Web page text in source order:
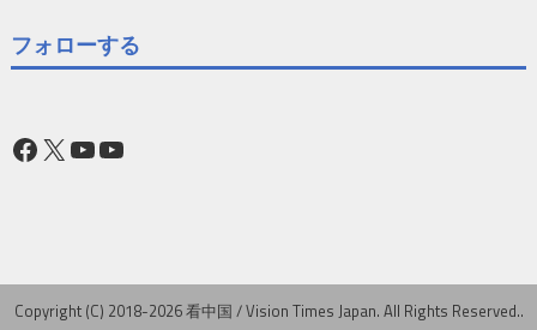
フォローする
Facebook
X YouTube
YouTube
Copyright (C) 2018-2026 看中国 / Vision Times Japan. All Rights Reserved..